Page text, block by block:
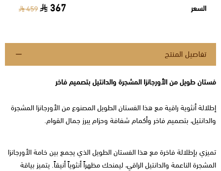
السعر 367
459
تفاصيل المنتج
فستان طويل من الأورجانزا المشجرة والدانتيل بتصميم فاخر
إطلالة أنثوية راقية مع هذا الفستان الطويل المصنوع من الأورجانزا المشجرة
والدانتيل، بتصميم فاخر وأكمام شفافة وحزام يبرز جمال القوام.
تميزي بإطلالة فاخرة مع هذا الفستان الطويل الذي يجمع بين خامة الأورجانزا
المشجرة الناعمة والدانتيل الراقي، ليمنحك مظهراً أنثوياً أنيقاً. يتميز بياقة